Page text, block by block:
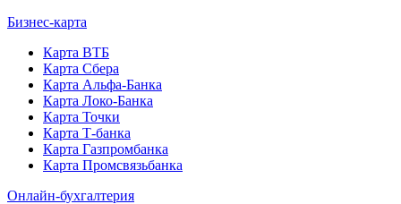
Бизнес-карта
Карта ВТБ
Карта Сбера
Карта Альфа-Банка
Карта Локо-Банка
Карта Точки
Карта Т-банка
Карта Газпромбанка
Карта Промсвязьбанка
Онлайн-бухгалтерия